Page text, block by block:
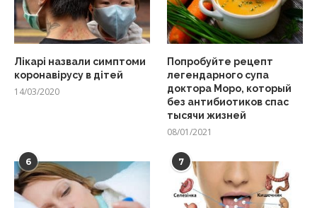
Лікарі назвали симптоми
коронавірусу в дітей
14/03/2020
Попробуйте рецепт
легендарного супа
доктора Моро, который
без антибиотиков спас
тысячи жизней
08/01/2021
6 7